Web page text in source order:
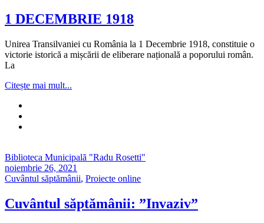
1 DECEMBRIE 1918
Unirea Transilvaniei cu România la 1 Decembrie 1918, constituie o
victorie istorică a mișcării de eliberare națională a poporului român.
La
Citește mai mult...
Biblioteca Municipală "Radu Rosetti"
noiembrie 26, 2021
Cuvântul săptămânii, Proiecte online
Cuvântul săptămânii: ”Invaziv”